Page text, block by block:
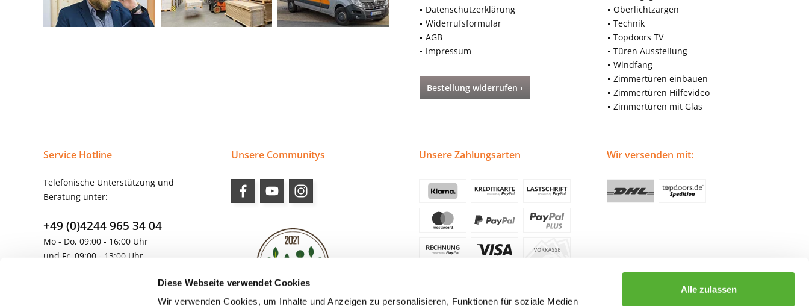
Diese Webseite verwendet Cookies
Wir verwenden Cookies, um Inhalte und Anzeigen zu personalisieren, Funktionen für soziale Medien
Alle zulassen
Datenschutzerklärung
Widerrufsformular
AGB
Impressum
Bestellung widerrufen ›
Oberlichtzargen
Technik
Topdoors TV
Türen Ausstellung
Windfang
Zimmertüren einbauen
Zimmertüren Hilfevideo
Zimmertüren mit Glas
Service Hotline
Telefonische Unterstützung und
Beratung unter:
+49 (0)4244 965 34 04
Mo - Do, 09:00 - 16:00 Uhr
und Fr, 09:00 - 13:00 Uhr
Unsere Communitys Unsere Zahlungsarten Wir versenden mit: